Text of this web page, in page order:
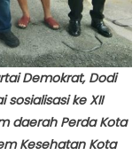
Demokrat, Dodi
ke XII
daerah Perda Kota
Kesehatan Kota